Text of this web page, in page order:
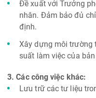
Đề xuất với Trưởng
nhân. Đảm bảo đủ
định.
Xây dựng môi trường
suất làm việc của
3. Các công việc khác:
Lưu trữ các tư liệu